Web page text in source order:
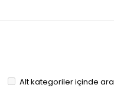
Alt kategoriler içinde ara